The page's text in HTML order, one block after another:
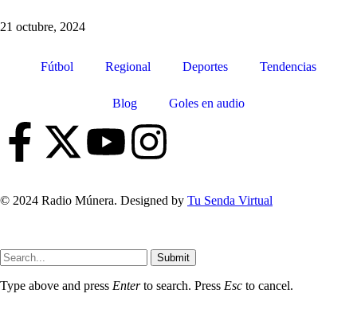
21 octubre, 2024
Fútbol Regional Deportes Tendencias
Blog Goles en audio
© 2024 Radio Múnera. Designed by Tu Senda Virtual
Submit
Type above and press Enterto search. Press Esc to cancel.